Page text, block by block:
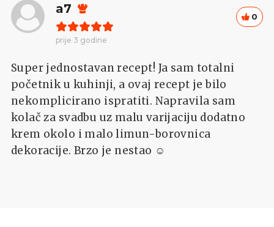
a7
prije 3 godine
0
Super jednostavan recept! Ja sam totalni
početnik u kuhinji, a ovaj recept je bilo
nekomplicirano ispratiti. Napravila sam
kolač za svadbu uz malu varijaciju dodatno
krem okolo i malo limun-borovnica
dekoracije. Brzo je nestao ☺️